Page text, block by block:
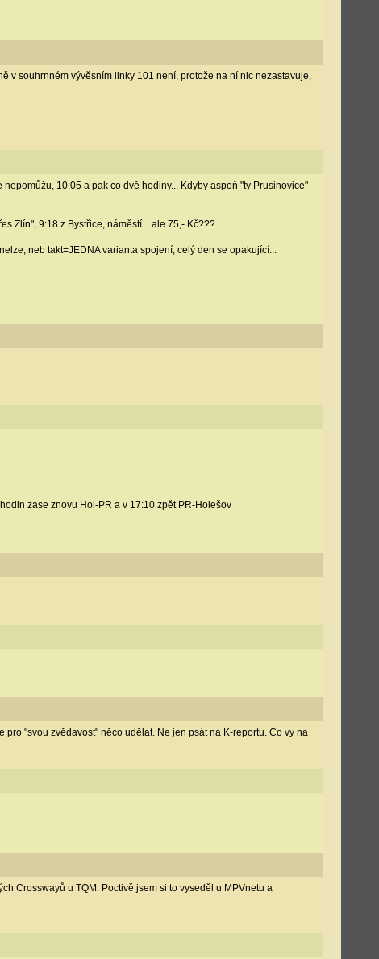
v souhrnném vývěsním linky 101 není, protože na ní nic nezastavuje,
10:05 a pak co dvě hodiny... Kdyby aspoň "ty Prusinovice"
Zlín", 9:18 z Bystřice, náměstí... ale 75,- Kč???
neb takt=JEDNA varianta spojení, celý den se opakující...
zase znovu Hol-PR a v 17:10 zpět PR-Holešov
"svou zvědavost" něco udělat. Ne jen psát na K-reportu. Co vy na
Crosswayů u TQM. Poctivě jsem si to vyseděl u MPVnetu a